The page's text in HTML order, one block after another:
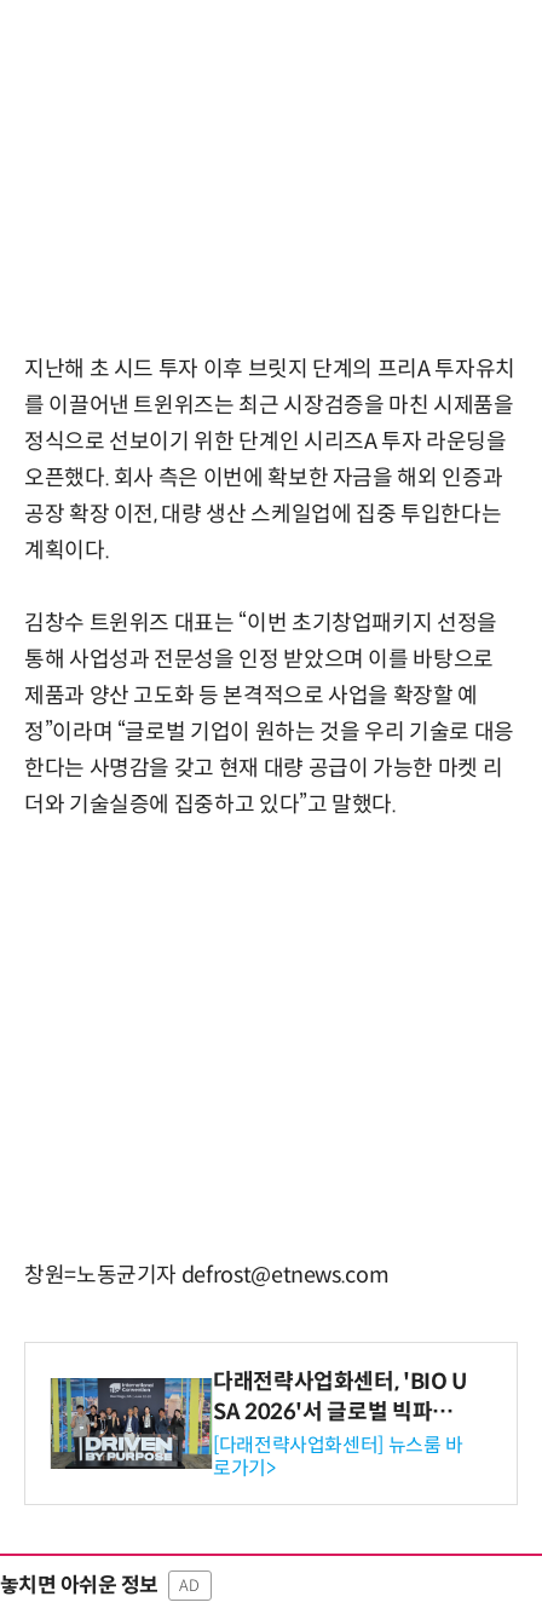
지난해 초 시드 투자 이후 브릿지 단계의 프리A 투자유치
를 이끌어낸 트윈위즈는 최근 시장검증을 마친 시제품을
정식으로 선보이기 위한 단계인 시리즈A 투자 라운딩을
오픈했다. 회사 측은 이번에 확보한 자금을 해외 인증과
공장 확장 이전, 대량 생산 스케일업에 집중 투입한다는
계획이다.
김창수 트윈위즈 대표는 “이번 초기창업패키지 선정을
통해 사업성과 전문성을 인정 받았으며 이를 바탕으로
제품과 양산 고도화 등 본격적으로 사업을 확장할 예
정”이라며 “글로벌 기업이 원하는 것을 우리 기술로 대응
한다는 사명감을 갖고 현재 대량 공급이 가능한 마켓 리
더와 기술실증에 집중하고 있다”고 말했다.
창원=노동균기자 defrost@etnews.com
다래전략사업화센터, 'BIO U
SA 2026'서 글로벌 빅파마
와의 비즈니스 미팅 지원…K
-바이오 해외 진출 교두보 확
보
[다래전략사업화센터] 뉴스룸 바
로가기>
놓치면 아쉬운 정보 AD